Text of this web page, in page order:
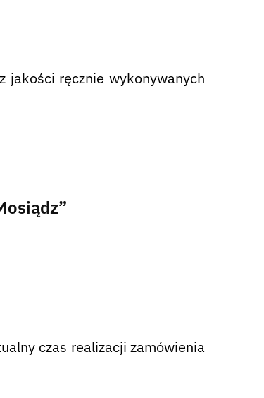
jakości ręcznie wykonywanych
czas realizacji zamówienia